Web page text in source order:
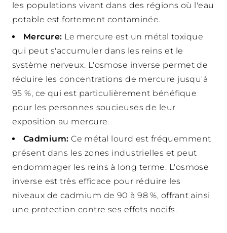
les populations vivant dans des régions où l'eau
potable est fortement contaminée.
Mercure: Le mercure est un métal toxique
qui peut s'accumuler dans les reins et le
système nerveux. L'osmose inverse permet de
réduire les concentrations de mercure jusqu'à
95 %, ce qui est particulièrement bénéfique
pour les personnes soucieuses de leur
exposition au mercure.
Cadmium:Ce métal lourd est fréquemment
présent dans les zones industrielles et peut
endommager les reins à long terme. L'osmose
inverse est très efficace pour réduire les
niveaux de cadmium de 90 à 98 %, offrant ainsi
une protection contre ses effets nocifs.